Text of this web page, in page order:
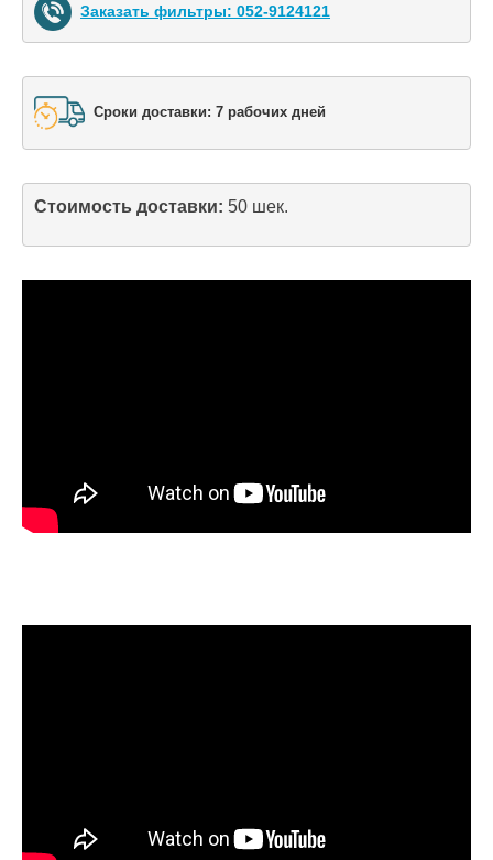
Заказать фильтры: 052-9124121
Сроки доставки: 7 рабочих дней
Стоимость доставки: 50 шек.